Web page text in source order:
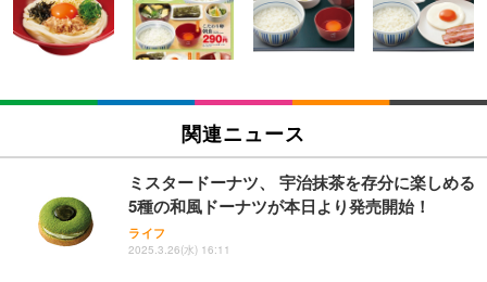
9 7940HS/8745HS/H255より上位】Radeon 780M | 1
28GB DDR5拡張可能 32GB DDR5+1TB SSD |Oculi
nk・USB4.0×2 | Win11 Pro 5.1GHz | Win11 Pro | 8
￥122,848
【法人向け・5年安定ビジネスに最適】GMKtec ミニ
SSD】8コア16スレッド 最大4.5GHz Win11 Pro 小
型PC 2.5G有線LAN Wi-Fi 6E BT5.2 8K3画面同時出
力 HDMI2.0/DP1.4/USB-C M.2 SSD 16TB拡張対応
コンパクト 静音ミニPC ゲーミングPC
【ミニpc 最新第12世代 N95 省電力 N97より高速】B
MAX ミニpc mini pc N95 4C/4T 15W 最大3.4GHz 1
2GB LPDDR5+512GB SSD 小型PC 8TB拡張M.2_N
9 7940HS/8745HS/H255より上位】Radeon 780M | 1
28GB DDR5拡張可能 32GB DDR5+1TB SSD |Oculi
nk・USB4.0×2 | Win11 Pro 5.1GHz | Win11 Pro | 8
￥122,848
【法人向け・5年安定ビジネスに最適】GMKtec ミニ
SSD】8コア16スレッド 最大4.5GHz Win11 Pro 小
型PC 2.5G有線LAN Wi-Fi 6E BT5.2 8K3画面同時出
力 HDMI2.0/DP1.4/USB-C M.2 SSD 16TB拡張対応
コンパクト 静音ミニPC ゲーミングPC
【ミニpc 最新第12世代 N95 省電力 N97より高速】B
MAX ミニpc mini pc N95 4C/4T 15W 最大3.4GHz 1
2GB LPDDR5+512GB SSD 小型PC 8TB拡張M.2_N
ースイヤホン 全音域HIFI音質低遅延接続瞬時 片耳/
両耳 WEB会議/運動/ゲーム/通学通勤/スポーツ/音楽
用iPhone/Android対応 (002 black)
￥999
Grithope イヤホン タイプC【2026新モデル 耐久
重低音 遅延なし
Lightning to 3.5mm イヤホンジャック 変換 MFi認
証 【ハイレゾ音質】 内蔵DAC 遅延なし 48ビット/9
6KHz 音量調節対応
関連ニュース
ミスタードーナツ、 宇治抹茶を存分に楽しめる
5種の和風ドーナツが本日より発売開始！
ライフ
2025.3.26(水) 16:11